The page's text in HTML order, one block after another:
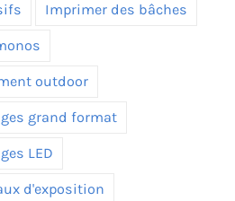
Imprimer des bâches
outdoor
grand format
LED
d'exposition